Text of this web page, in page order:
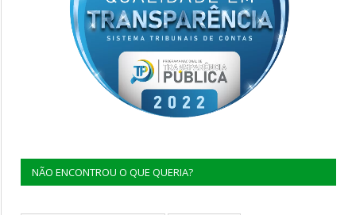
NÃO ENCONTROU O QUE QUERIA?